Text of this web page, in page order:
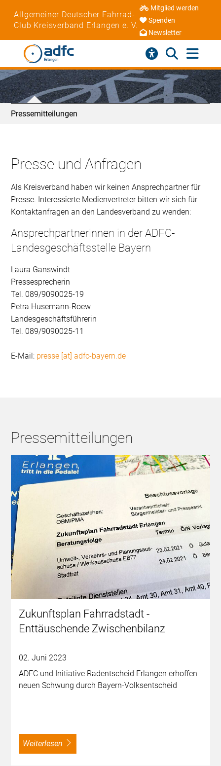
Allgemeiner Deutscher Fahrrad-
Club Kreisverband Erlangen e. V.
Mitglied werden
Spenden
Newsletter
Pressemitteilungen
Presse und Anfragen
Als Kreisverband haben wir keinen Ansprechpartner für
Presse. Interessierte Medienvertreter bitten wir sich für
Kontaktanfragen an den Landesverband zu wenden:
Ansprechpartnerinnen in der ADFC-
Landesgeschäftsstelle Bayern
Laura Ganswindt
Pressesprecherin
Tel. 089/9090025-19
Petra Husemann-Roew
Landesgeschäftsführerin
Tel. 089/9090025-11
E-Mail: presse [at] adfc-bayern.de
Pressemitteilungen
Zukunftsplan Fahrradstadt -
Enttäuschende Zwischenbilanz
02. Juni 2023
ADFC und Initiative Radentscheid Erlangen erhoffen
neuen Schwung durch Bayern-Volksentscheid
weiterlesen